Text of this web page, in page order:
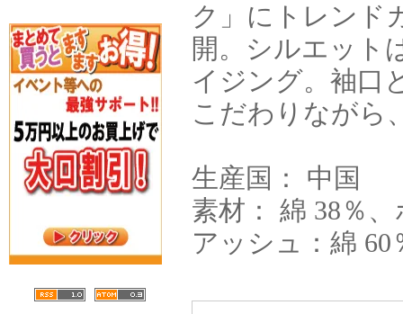
ク」にトレンド
開。シルエット
イジング。袖口
こだわりながら
生産国： 中国
素材： 綿 38％
アッシュ：綿